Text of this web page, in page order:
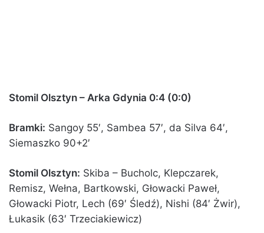
Stomil Olsztyn – Arka Gdynia 0:4 (0:0)
Bramki: Sangoy 55′, Sambea 57′, da Silva 64′,
Siemaszko 90+2′
Stomil Olsztyn: Skiba – Bucholc, Klepczarek,
Remisz, Wełna, Bartkowski, Głowacki Paweł,
Głowacki Piotr, Lech (69′ Śledź), Nishi (84′ Żwir),
Łukasik (63′ Trzeciakiewicz)